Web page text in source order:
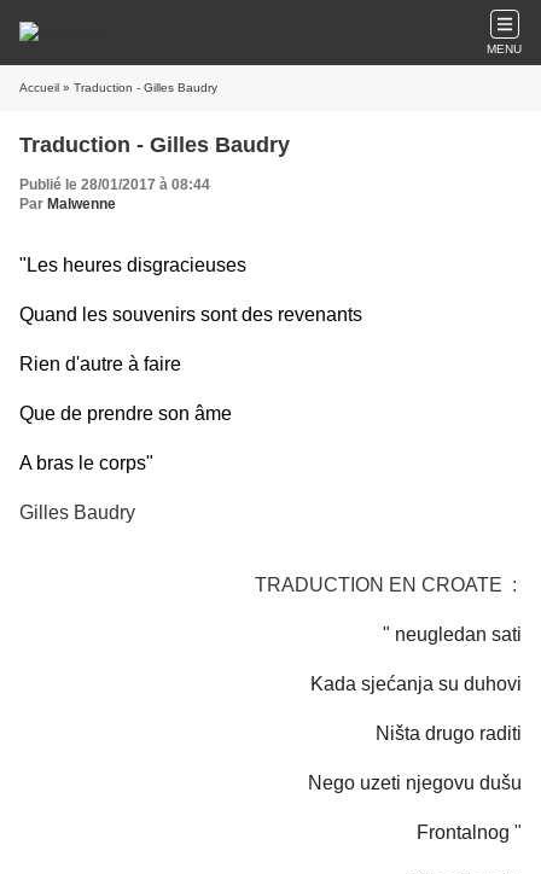
MENU
Accueil » Traduction - Gilles Baudry
Traduction - Gilles Baudry
Publié le 28/01/2017 à 08:44
Par Malwenne
"Les heures disgracieuses
Quand les souvenirs sont des revenants
Rien d'autre à faire
Que de prendre son âme
A bras le corps"
Gilles Baudry
TRADUCTION EN CROATE :
" neugledan sati
Kada sjećanja su duhovi
Ništa drugo raditi
Nego uzeti njegovu dušu
Frontalnog "